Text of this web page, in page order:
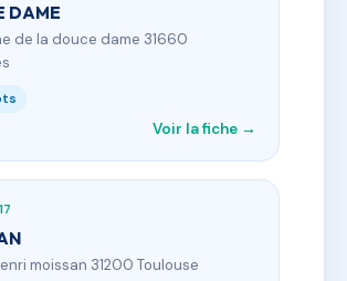
DAME
de la douce dame 31660
Voir la fiche →
moissan 31200 Toulouse